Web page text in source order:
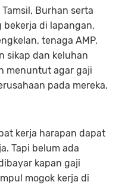
Burhan serta
di lapangan,
tenaga AMP,
sikap dan keluhan
menuntut agar gaji
pada mereka,
kerja harapan dapat
Tapi belum ada
kapan gaji
mogok kerja di